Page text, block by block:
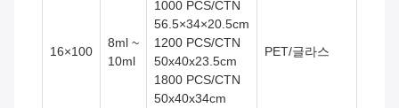
16×100
8ml ~
10ml
1000 PCS/CTN
56.5×34×20.5cm
1200 PCS/CTN
50x40x23.5cm
1800 PCS/CTN
50x40x34cm
PET/글라스